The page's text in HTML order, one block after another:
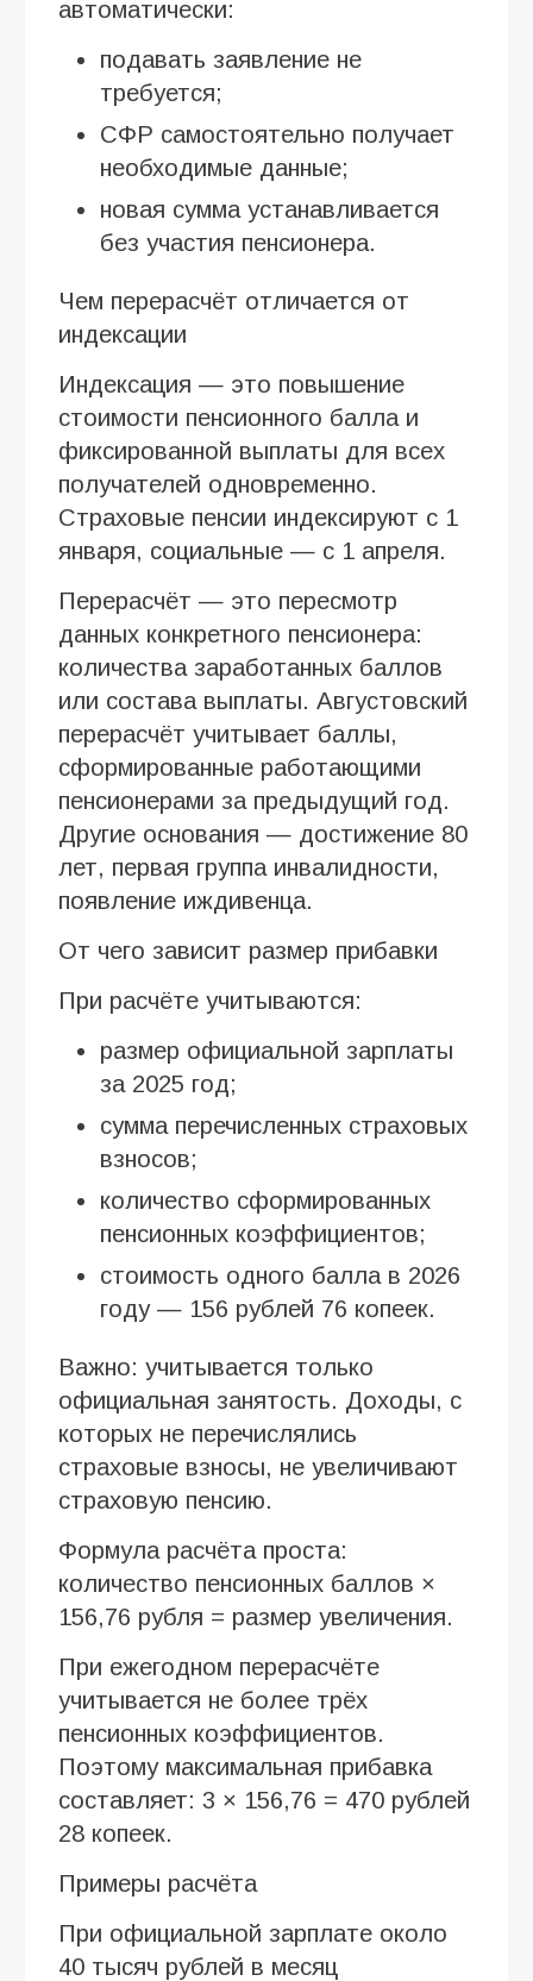
автоматически:
подавать заявление не
требуется;
СФР самостоятельно получает
необходимые данные;
новая сумма устанавливается
без участия пенсионера.
Чем перерасчёт отличается от
индексации
Индексация — это повышение
стоимости пенсионного балла и
фиксированной выплаты для всех
получателей одновременно.
Страховые пенсии индексируют с 1
января, социальные — с 1 апреля.
Перерасчёт — это пересмотр
данных конкретного пенсионера:
количества заработанных баллов
или состава выплаты. Августовский
перерасчёт учитывает баллы,
сформированные работающими
пенсионерами за предыдущий год.
Другие основания — достижение 80
лет, первая группа инвалидности,
появление иждивенца.
От чего зависит размер прибавки
При расчёте учитываются:
размер официальной зарплаты
за 2025 год;
сумма перечисленных страховых
взносов;
количество сформированных
пенсионных коэффициентов;
стоимость одного балла в 2026
году — 156 рублей 76 копеек.
Важно: учитывается только
официальная занятость. Доходы, с
которых не перечислялись
страховые взносы, не увеличивают
страховую пенсию.
Формула расчёта проста:
количество пенсионных баллов ×
156,76 рубля = размер увеличения.
При ежегодном перерасчёте
учитывается не более трёх
пенсионных коэффициентов.
Поэтому максимальная прибавка
составляет: 3 × 156,76 = 470 рублей
28 копеек.
Примеры расчёта
При официальной зарплате около
40 тысяч рублей в месяц